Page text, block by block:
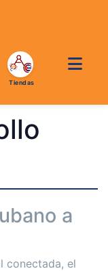
a
conectada, el